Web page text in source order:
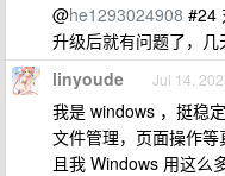
@he1293024908 #24
升级后就有问题了，
linyoude Jul 14,
我是 windows ，挺稳
文件管理，页面操作
且我 Windows 用这么